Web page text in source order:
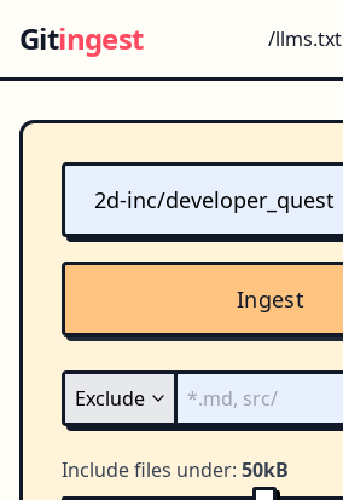
Gitingest /llms.txt
Ingest
Include files under: 50kB